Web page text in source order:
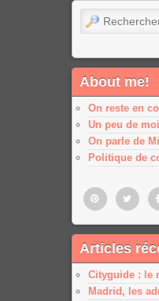
Rechercher
About me!
On reste en
Un peu de
On parle de
Politique de
PinterestTwitter
Articles
Cityguide : le
Madrid, les